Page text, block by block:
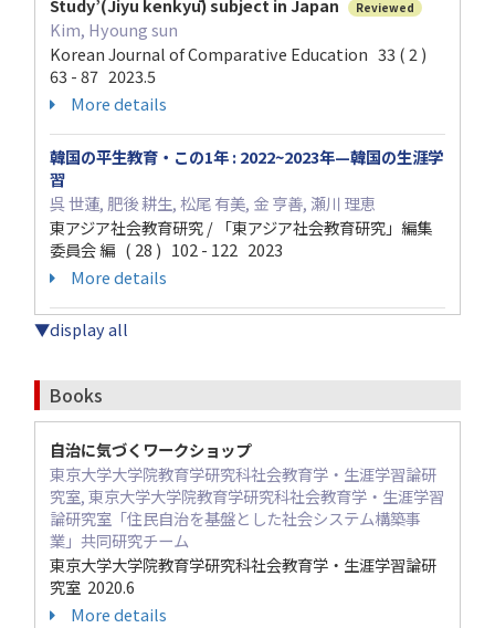
Study’(Jiyu kenkyū) subject in Japan
Reviewed
Kim, Hyoung sun
Korean Journal of Comparative Education 33 ( 2 )
63 - 87 2023.5
More details
韓国の平生教育・この1年 : 2022~2023年—韓国の生涯学
習
呉 世蓮, 肥後 耕生, 松尾 有美, 金 亨善, 瀬川 理恵
東アジア社会教育研究 / 「東アジア社会教育研究」編集
委員会 編 ( 28 ) 102 - 122 2023
More details
▼display all
Books
自治に気づくワークショップ
東京大学大学院教育学研究科社会教育学・生涯学習論研
究室, 東京大学大学院教育学研究科社会教育学・生涯学習
論研究室「住民自治を基盤とした社会システム構築事
業」共同研究チーム
東京大学大学院教育学研究科社会教育学・生涯学習論研
究室 2020.6
More details